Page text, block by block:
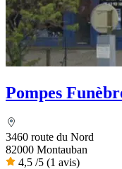
Pompes
3460 route du Nord
82000 Montauban
4,5 /5 (1 avis)